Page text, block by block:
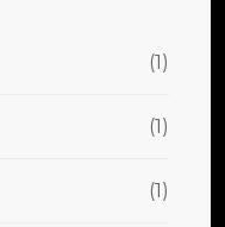
(1)
(1)
(1)